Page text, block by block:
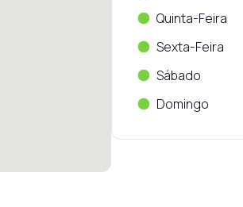
Quinta-Feira
Sexta-Feira
Sábado
Domingo